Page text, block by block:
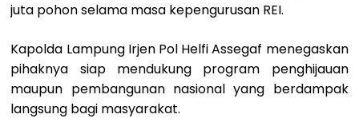
juta pohon selama masa kepengurusan REI.
Kapolda Lampung Irjen Pol Helfi Assegaf menegaskan
pihaknya siap mendukung program penghijauan
maupun pembangunan nasional yang berdampak
langsung bagi masyarakat.